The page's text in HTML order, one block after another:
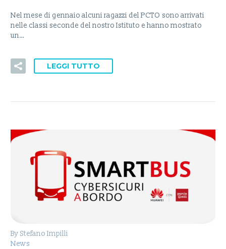
Nel mese di gennaio alcuni ragazzi del PCTO sono arrivati
nelle classi seconde del nostro Istituto e hanno mostrato
un…
LEGGI TUTTO
By Stefano Impilli
News